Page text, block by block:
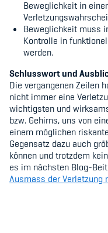
Beweglichkeit in
Beweglichkeit muss
Kontrolle in
werden.
Schlusswort und
Die vergangenen Zeilen
nicht immer eine
wichtigsten und
bzw. Gehirns, uns von
einem möglichen
Gegensatz dazu auch
können und trotzdem
es im nächsten Blog-
Ausmass der Verletzung